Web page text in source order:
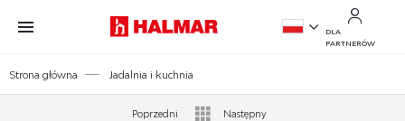
Przejdź do treści.
Przejdź do menu.
Przejdź do wyszukiwarki.
DLA
PARTNERÓW
Strona główna Jadalnia i kuchnia
Poprzedni Następny